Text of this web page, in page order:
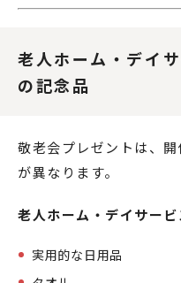
老人ホーム・デイ
の記念品
敬老会プレゼントは、
が異なります。
老人ホーム・デイサービ
実用的な日用品